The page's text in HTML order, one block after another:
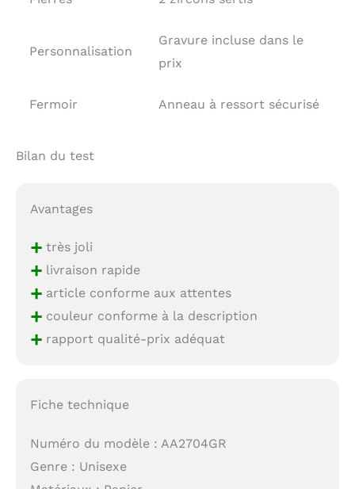
Personnalisation
Gravure incluse dans le
prix
Fermoir Anneau à ressort sécurisé
Bilan du test
Avantages
+très joli
+livraison rapide
+article conforme aux attentes
+couleur conforme à la description
+rapport qualité-prix adéquat
Fiche technique
Numéro du modèle : AA2704GR
Genre : Unisexe